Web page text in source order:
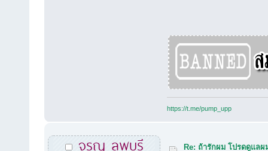
https://t.me/pump_upp
จรูญ ลพบุรี Re: ถ้ารักผม โปรดดูแล